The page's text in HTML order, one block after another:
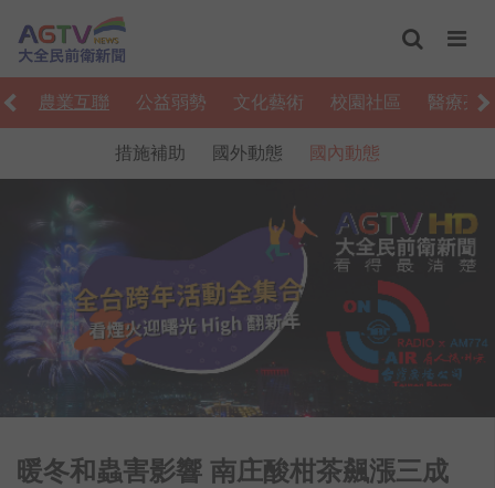
農業互聯 公益弱勢 文化藝術 校園社區 醫療亮
措施補助 國外動態 國內動態
暖冬和蟲害影響 南庄酸柑茶飆漲三成